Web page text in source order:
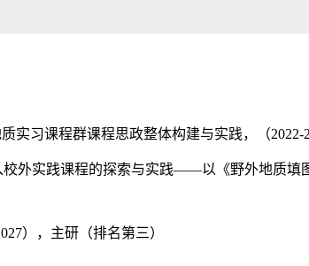
实习课程群课程思政整体构建与实践，（2022-
外实践课程的探索与实践——以《野外地质填图
），主研（排名第三）